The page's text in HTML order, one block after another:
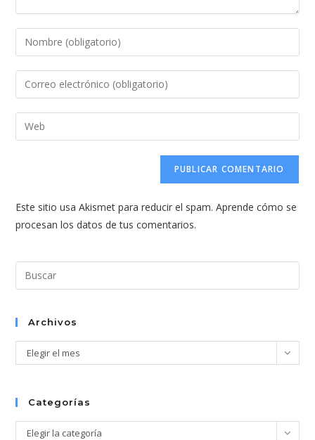
Introduce
tu
nombre
de
usuario
Introduce
tu
dirección
de
comentar
Introduce
la
web
(opcional)
Este sitio usa Akismet para reducir el spam.Aprende cómo se
procesan los datos de tus comentarios.
el
Archivos
Archivos
Elegir el mes
Categorías
Categorías
Elegir la categoría